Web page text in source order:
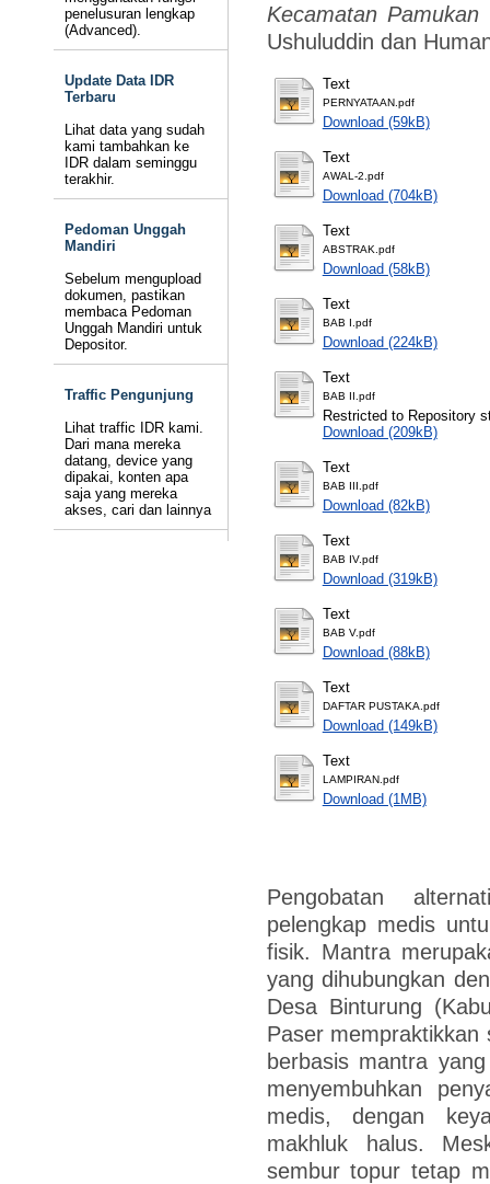
penelusuran lengkap
(Advanced).
Update Data IDR
Terbaru
Lihat data yang sudah
kami tambahkan ke
IDR dalam seminggu
terakhir.
Pedoman Unggah
Mandiri
Sebelum mengupload
dokumen, pastikan
membaca Pedoman
Unggah Mandiri untuk
Depositor.
Traffic Pengunjung
Lihat traffic IDR kami.
Dari mana mereka
datang, device yang
dipakai, konten apa
saja yang mereka
akses, cari dan lainnya
Kecamatan
Ushuluddin dan
Text
PERNYATAAN.pdf
Download (59kB)
Text
AWAL-2.pdf
Download (704kB)
Text
ABSTRAK.pdf
Download (58kB)
Text
BAB I.pdf
Download (224kB)
Text
BAB II.pdf
Restricted to Repository
Download (209kB)
Text
BAB III.pdf
Download (82kB)
Text
BAB IV.pdf
Download (319kB)
Text
BAB V.pdf
Download (88kB)
Text
DAFTAR PUSTAKA.pdf
Download (149kB)
Text
LAMPIRAN.pdf
Download (1MB)
Pengobatan
pelengkap medis
fisik. Mantra
yang dihubungkan
Desa Binturung
Paser mempraktikkan
berbasis mantra
menyembuhkan
medis, dengan
makhluk halus.
sembur topur tetap